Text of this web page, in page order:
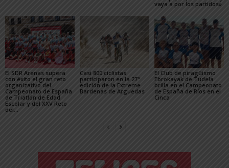
vaya a por los partidos»
El SDR Arenas supera
con éxito el gran reto
organizativo del
Campeonato de España
de Triatlón de Edad
Escolar y del XXV Reto
del...
Casi 800 ciclistas
participaron en la 27ª
edición de la Extreme
Bardenas de Arguedas
El Club de piragüismo
Ebrokayak de Tudela
brilla en el Campeonato
de España de Ríos en el
Cinca